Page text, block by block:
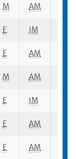
M AM
E JM
E AM
M AM
E JM
E AM
E AM